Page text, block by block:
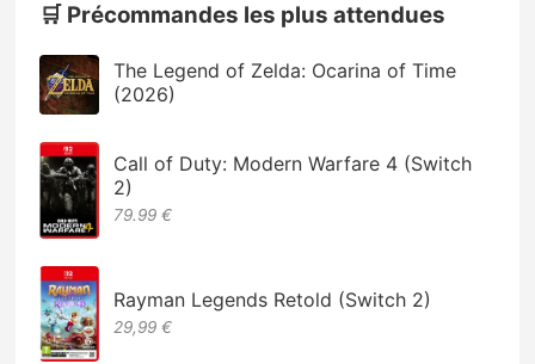
🛒 Précommandes les plus attendues
The Legend of Zelda: Ocarina of Time
(2026)
Call of Duty: Modern Warfare 4 (Switch
2)
79.99 €
Rayman Legends Retold (Switch 2)
29,99 €